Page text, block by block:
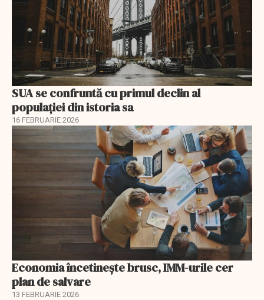
SUA se confruntă cu primul declin al
populației din istoria sa
16 FEBRUARIE 2026
Economia încetinește brusc, IMM-urile cer
plan de salvare
13 FEBRUARIE 2026